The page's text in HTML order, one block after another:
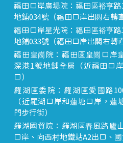
福田口岸廣場院：福田區裕亨
地鋪034號（福田口岸出關右轉
福田口岸星光院：福田區裕亨
地鋪033號（福田口岸出關右轉
福田皇崗院：福田區皇崗口岸
深港1號地鋪全層（近福田口
口）
羅湖區委院：羅湖區愛國路
（近羅湖口岸和蓮塘口岸，蓮
門步行街）
羅湖國貿院：羅湖區春風路廬
口岸、向西村地鐵站A2出口、國